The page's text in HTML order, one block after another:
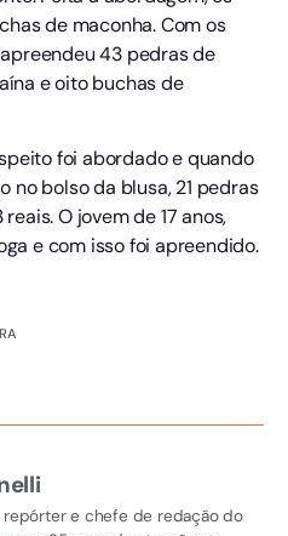
de maconha. Com os
43 pedras de
e oito buchas de
foi abordado e quando
no bolso da blusa, 21 pedras
O jovem de 17 anos,
e com isso foi apreendido.
repórter e chefe de redação do